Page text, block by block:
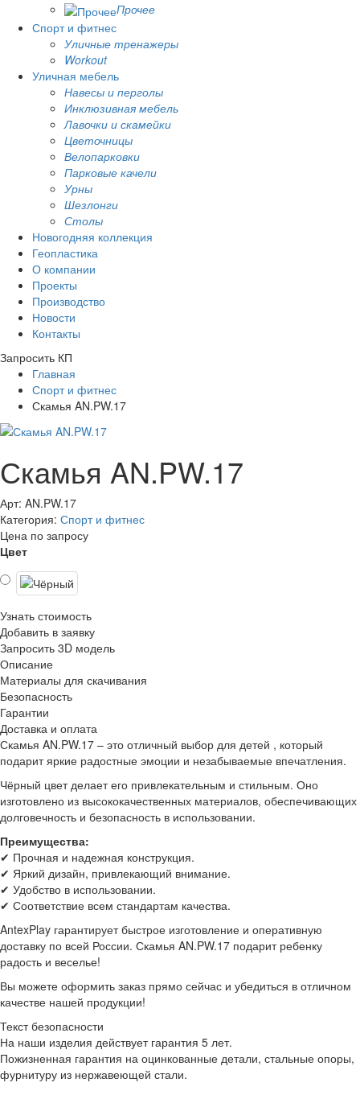
Прочее
Спорт и фитнес
Уличные тренажеры
Workout
Уличная мебель
Навесы и перголы
Инклюзивная мебель
Лавочки и скамейки
Цветочницы
Велопарковки
Парковые качели
Урны
Шезлонги
Столы
Новогодняя коллекция
Геопластика
О компании
Проекты
Производство
Новости
Контакты
Запросить КП
Главная
Спорт и фитнес
Скамья AN.PW.17
Скамья AN.PW.17
Арт: AN.PW.17
Категория: Спорт и фитнес
Цена по запросу
Цвет
Узнать стоимость
Добавить в заявку
Запросить 3D модель
Описание
Материалы для скачивания
Безопасность
Гарантии
Доставка и оплата
Скамья AN.PW.17 – это отличный выбор для детей , который
подарит яркие радостные эмоции и незабываемые впечатления.
Чёрный цвет делает его привлекательным и стильным. Оно
изготовлено из высококачественных материалов, обеспечивающих
долговечность и безопасность в использовании.
Преимущества:
✔ Прочная и надежная конструкция.
✔ Яркий дизайн, привлекающий внимание.
✔ Удобство в использовании.
✔ Соответствие всем стандартам качества.
AntexPlay гарантирует быстрое изготовление и оперативную
доставку по всей России. Скамья AN.PW.17 подарит ребенку
радость и веселье!
Вы можете оформить заказ прямо сейчас и убедиться в отличном
качестве нашей продукции!
Текст безопасности
На наши изделия действует гарантия 5 лет.
Пожизненная гарантия на оцинкованные детали, стальные опоры,
фурнитуру из нержавеющей стали.